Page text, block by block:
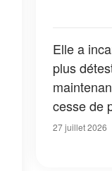
Elle a
plus
cesse de
apparition
27 juillet 2026